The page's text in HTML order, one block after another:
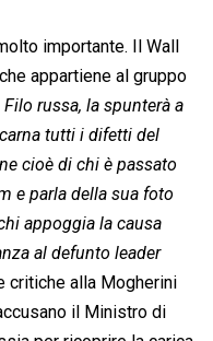
importante. Il Wall
appartiene al gruppo
Filo russa, la spunterà a
tutti i difetti del
cioè di chi è passato
e parla della sua foto
appoggia la causa
al defunto leader
critiche alla Mogherini
il Ministro di